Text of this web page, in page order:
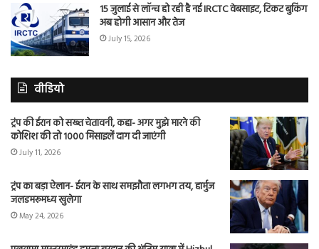
15 जुलाई से लॉन्च हो रही है नई IRCTC वेबसाइट, टिकट बुकिंग
अब होगी आसान और तेज
July 15, 2026
वीडियो
ट्रंप की ईरान को सख्त चेतावनी, कहा- अगर मुझे मारने की
कोशिश की तो 1000 मिसाइलें दाग दी जाएंगी
July 11, 2026
ट्रंप का बड़ा ऐलान- ईरान के साथ समझौता लगभग तय, हार्मुज
जलडमरूमध्य खुलेगा
May 24, 2026